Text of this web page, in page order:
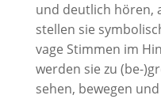
und deutlich hören,
stellen sie
vage Stimmen im
werden sie zu (be-
sehen, bewegen